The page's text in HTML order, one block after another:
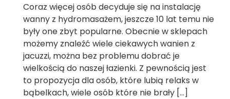
Coraz więcej osób decyduje się na instalację
wanny z hydromasażem, jeszcze 10 lat temu nie
były one zbyt popularne. Obecnie w sklepach
możemy znaleźć wiele ciekawych wanien z
jacuzzi, można bez problemu dobrać je
wielkością do naszej łazienki. Z pewnością jest
to propozycja dla osób, które lubią relaks w
bąbelkach, wiele osób które nie brały […]